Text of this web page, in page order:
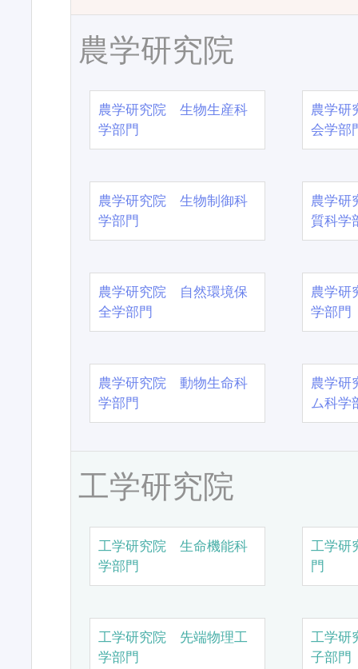
農学研究院
農学研究院 生物生産科
学部門
農学
会学部
農学研究院 生物制御科
学部門
農学
質科学
農学研究院 自然環境保
全学部門
農学
学部門
農学研究院 動物生命科
学部門
農学
ム科学
工学研究院
工学研究院 生命機能科
学部門
工学研
門
工学研究院 先端物理工
学部門
工学研
子部門